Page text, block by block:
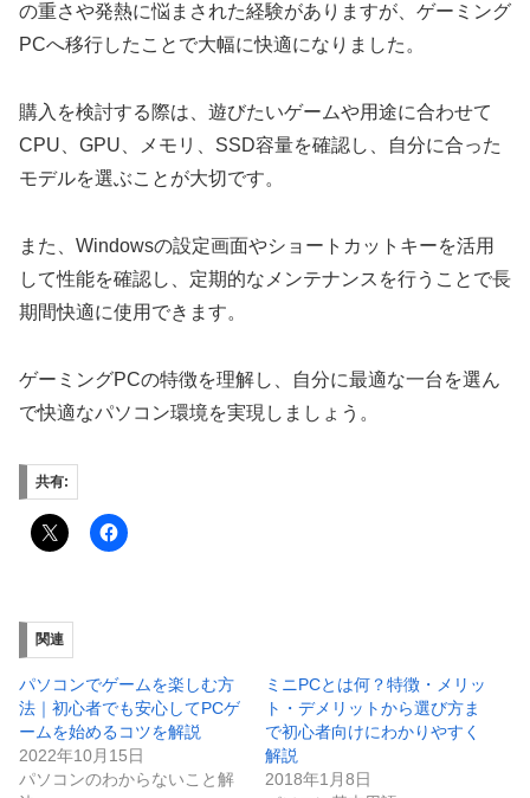
の重さや発熱に悩まされた経験がありますが、ゲーミング
PCへ移行したことで大幅に快適になりました。
購入を検討する際は、遊びたいゲームや用途に合わせて
CPU、GPU、メモリ、SSD容量を確認し、自分に合った
モデルを選ぶことが大切です。
また、Windowsの設定画面やショートカットキーを活用
して性能を確認し、定期的なメンテナンスを行うことで長
期間快適に使用できます。
ゲーミングPCの特徴を理解し、自分に最適な一台を選ん
で快適なパソコン環境を実現しましょう。
共有:
関連
パソコンでゲームを楽しむ方
法｜初心者でも安心してPCゲ
ームを始めるコツを解説
2022年10月15日
パソコンのわからないこと解
ミニPCとは何？特徴・メリッ
ト・デメリットから選び方ま
で初心者向けにわかりやすく
解説
2018年1月8日